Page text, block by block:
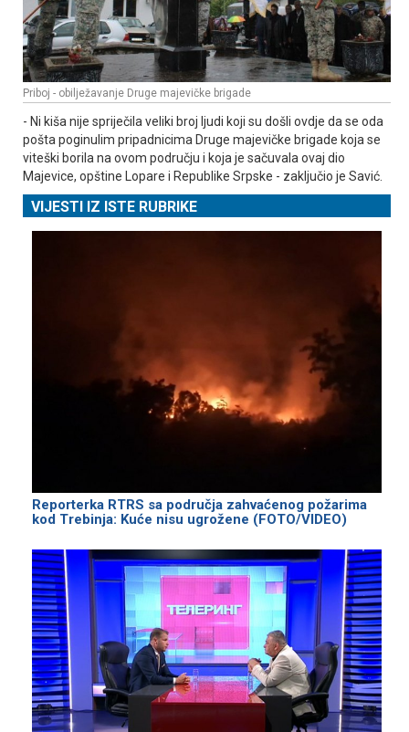
Priboj - obilježavanje Druge majevičke brigade
- Ni kiša nije spriječila veliki broj ljudi koji su došli ovdje da se oda
pošta poginulim pripadnicima Druge majevičke brigade koja se
viteški borila na ovom području i koja je sačuvala ovaj dio
Majevice, opštine Lopare i Republike Srpske - zaključio je Savić.
VIJESTI IZ ISTE RUBRIKE
Reporterka RTRS sa područja zahvaćenog požarima
kod Trebinja: Kuće nisu ugrožene (FOTO/VIDEO)